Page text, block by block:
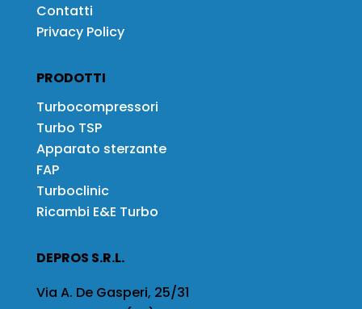
Contatti
Privacy Policy
PRODOTTI
Turbocompressori
Turbo TSP
Apparato sterzante
FAP
Turboclinic
Ricambi E&E Turbo
DEPROS S.R.L.
Via A. De Gasperi, 25/31